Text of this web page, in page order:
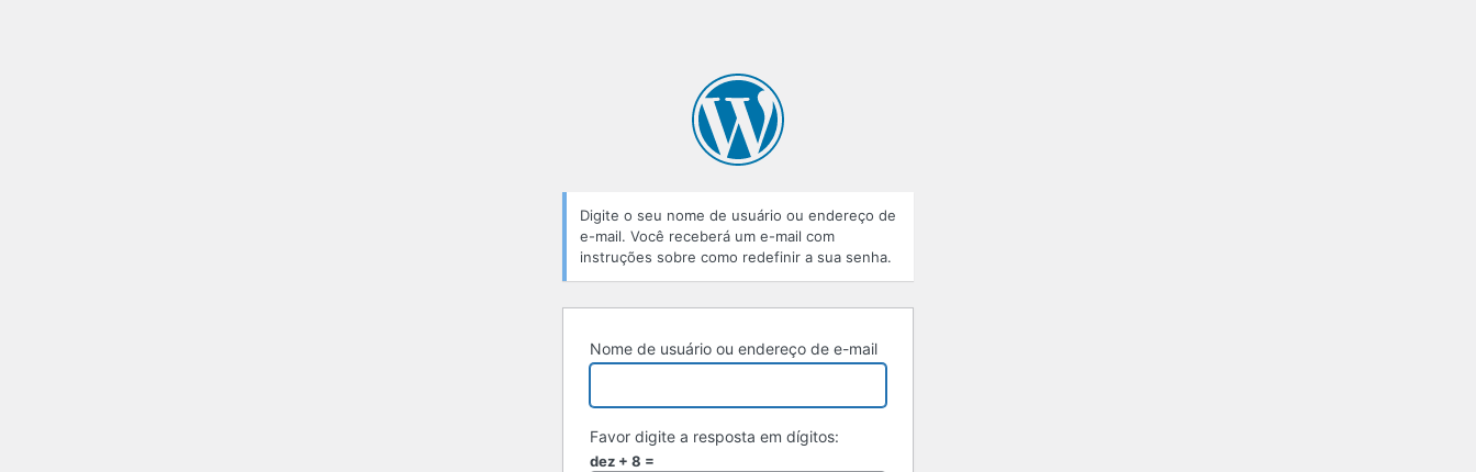
Digite o seu nome de usuário ou endereço de
e-mail. Você receberá um e-mail com
instruções sobre como redefinir a sua senha.
Nome de usuário ou endereço de e-mail
Favor digite a resposta em dígitos:
dez + 8 =